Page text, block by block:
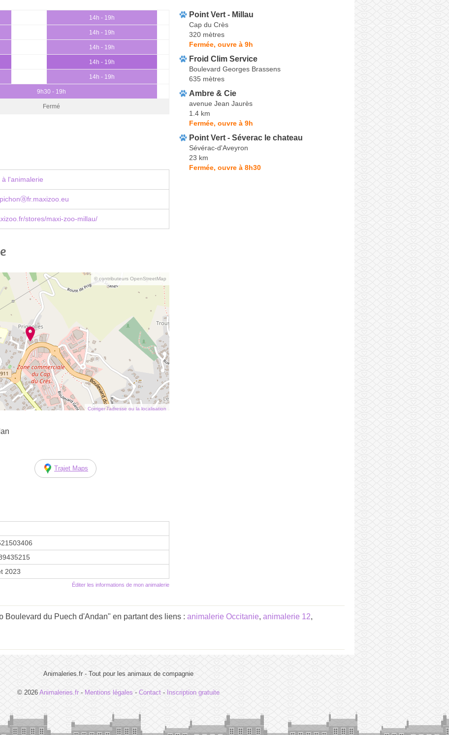
14h - 19h
14h - 19h
14h - 19h
14h - 19h
14h - 19h
9h30 - 19h
Fermé
l'animalerie
stores/maxi-zoo-millau/
© contributeurs OpenStreetMap
Corriger l’adresse ou la localisation
Trajet Maps
2023
Éditer les informations de mon animalerie
Point Vert - Millau
Cap du Crès
320 mètres
Fermée, ouvre à 9h
Froid Clim Service
Boulevard Georges Brassens
635 mètres
Ambre & Cie
avenue Jean Jaurès
1.4 km
Fermée, ouvre à 9h
Point Vert - Séverac le chateau
Sévérac-d'Aveyron
23 km
Fermée, ouvre à 8h30
Boulevard du Puech d'Andan" en partant des liens : animalerie Occitanie, animalerie 12,
Animaleries.fr - Tout pour les animaux de compagnie
© 2026 Animaleries.fr - Mentions légales - Contact- Inscription gratuite